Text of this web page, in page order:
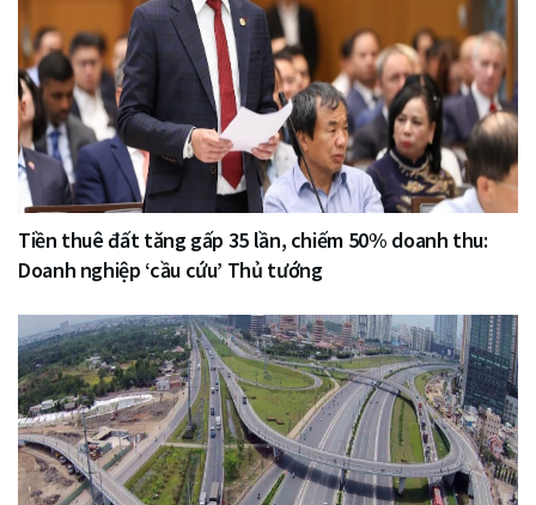
Tiền thuê đất tăng gấp 35 lần, chiếm 50% doanh thu:
Doanh nghiệp ‘cầu cứu’ Thủ tướng